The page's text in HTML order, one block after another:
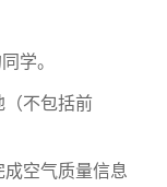
学。
（不包括前
成空气质量信息